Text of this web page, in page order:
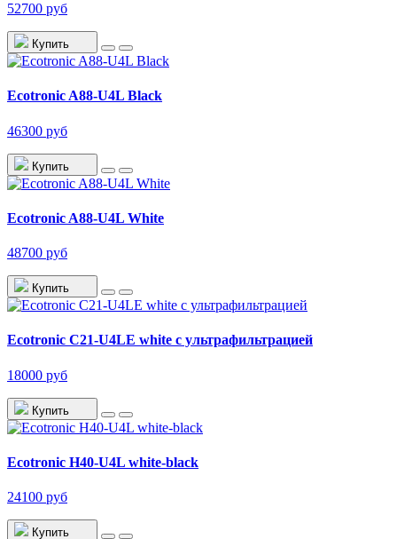
52700 руб
Купить
Ecotronic A88-U4L Black
46300 руб
Купить
Ecotronic A88-U4L White
48700 руб
Купить
Ecotronic C21-U4LE white с ультрафильтрацией
18000 руб
Купить
Ecotronic H40-U4L white-black
24100 руб
Купить